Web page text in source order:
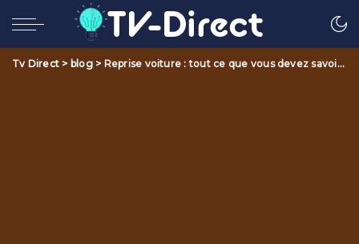
Tv Direct > blog> Reprise voiture : tout ce que vous devez savoir pour vendre votre voiture rapidement et facilement